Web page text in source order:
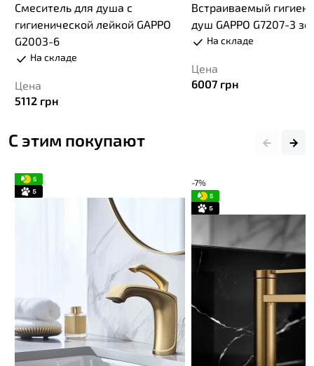
Смеситель для душа с
гигиенической лейкой GAPPO
G2003-6
На складе
Цена
5112 грн
Встраиваемый
душ GAPPO G7207-3
На складе
Цена
6007 грн
С этим покупают
-7%